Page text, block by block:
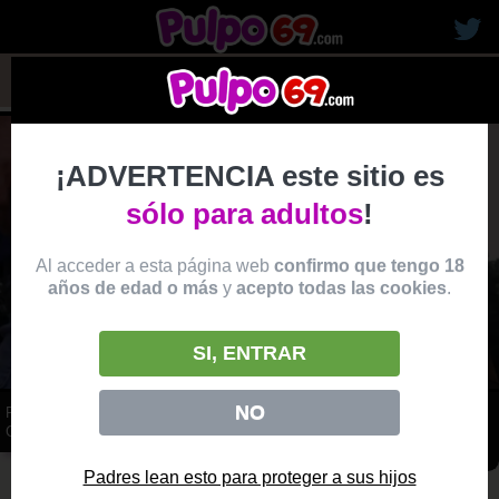
¡ADVERTENCIA este sitio es
sólo para adultos!
Al acceder a esta página web confirmo que tengo 18
años de edad o más y acepto todas las cookies.
NO
SI, ENTRAR
Padres lean esto para proteger a sus hijos
PUBLICO PELIRROJA FOLLA EN EL OKTOBERFEST Y RECIBE
CORRIDA